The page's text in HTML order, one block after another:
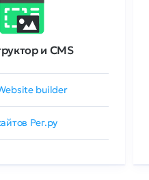
и CMS
builder
Рег.ру